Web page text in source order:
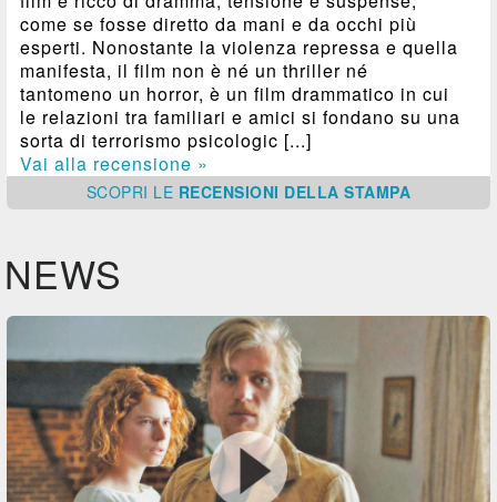
come se fosse diretto da mani e da occhi più
esperti. Nonostante la violenza repressa e quella
manifesta, il film non è né un thriller né
tantomeno un horror, è un film drammatico in cui
le relazioni tra familiari e amici si fondano su una
sorta di terrorismo psicologic [...]
Vai alla recensione »
SCOPRI LE RECENSIONI DELLA STAMPA
NEWS